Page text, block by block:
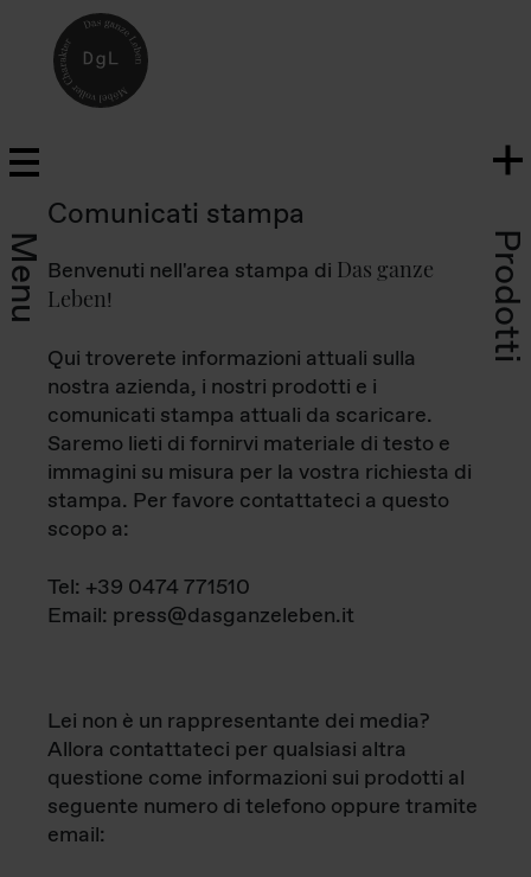
Menu Prodotti
Comunicati stampa
Benvenuti nell'area stampa di Das ganze
Leben!
Qui troverete informazioni attuali sulla
nostra azienda, i nostri prodotti e i
comunicati stampa attuali da scaricare.
Saremo lieti di fornirvi materiale di testo e
immagini su misura per la vostra richiesta di
stampa. Per favore contattateci a questo
scopo a:
Tel: +39 0474 771510
Email: press@dasganzeleben.it
Lei non è un rappresentante dei media?
Allora contattateci per qualsiasi altra
questione come informazioni sui prodotti al
seguente numero di telefono oppure tramite
email: